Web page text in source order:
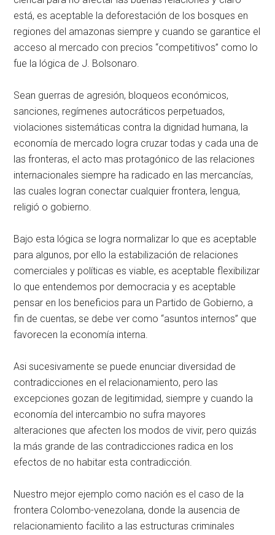
está, es aceptable la deforestación de los bosques en
regiones del amazonas siempre y cuando se garantice el
acceso al mercado con precios “competitivos” como lo
fue la lógica de J. Bolsonaro.
Sean guerras de agresión, bloqueos económicos,
sanciones, regímenes autocráticos perpetuados,
violaciones sistemáticas contra la dignidad humana, la
economía de mercado logra cruzar todas y cada una de
las fronteras, el acto mas protagónico de las relaciones
internacionales siempre ha radicado en las mercancías,
las cuales logran conectar cualquier frontera, lengua,
religió o gobierno.
Bajo esta lógica se logra normalizar lo que es aceptable
para algunos, por ello la estabilización de relaciones
comerciales y políticas es viable, es aceptable flexibilizar
lo que entendemos por democracia y es aceptable
pensar en los beneficios para un Partido de Gobierno, a
fin de cuentas, se debe ver como “asuntos internos” que
favorecen la economía interna.
Asi sucesivamente se puede enunciar diversidad de
contradicciones en el relacionamiento, pero las
excepciones gozan de legitimidad, siempre y cuando la
economía del intercambio no sufra mayores
alteraciones que afecten los modos de vivir, pero quizás
la más grande de las contradicciones radica en los
efectos de no habitar esta contradicción.
Nuestro mejor ejemplo como nación es el caso de la
frontera Colombo-venezolana, donde la ausencia de
relacionamiento facilito a las estructuras criminales